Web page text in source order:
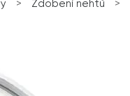
> Zdobení nehtů >